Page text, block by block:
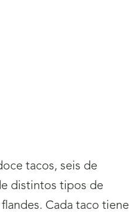
tacos, seis de
distintos tipos de
Cada taco tiene